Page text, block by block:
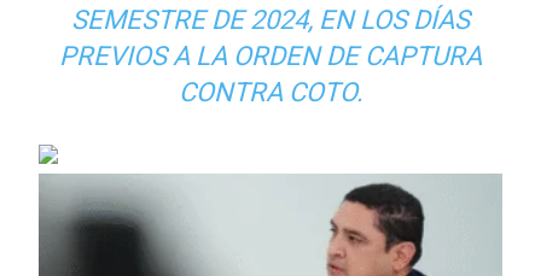
SEMESTRE DE 2024, EN LOS DÍAS
PREVIOS A LA ORDEN DE CAPTURA
CONTRA COTO.